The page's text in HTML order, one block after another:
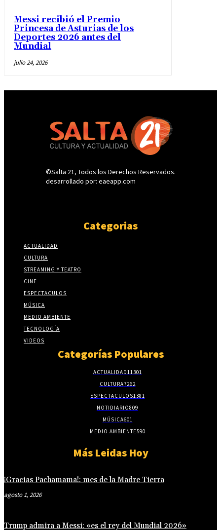
Messi recibió el Premio
Princesa de Asturias de los
Deportes 2026 antes del
Mundial
julio 24, 2026
©Salta 21, Todos los Derechos Reservados.
desarrollado por: eaeapp.com
Categorias
ACTUALIDAD
CULTURA
STREAMING Y TEATRO
CINE
ESPECTACULOS
MÚSICA
MEDIO AMBIENTE
TECNOLOGÍA
VIDEOS
Categorías Populares
ACTUALIDAD11301
CULTURA7262
ESPECTACULOS1381
NOTIDIARIO809
MÚSICA601
MEDIO AMBIENTE590
Más Leidas Hoy
¡Gracias Pachamama!: mes de la Madre Tierra
agosto 1, 2026
Trump admira a Messi: «es el rey del Mundial 2026»